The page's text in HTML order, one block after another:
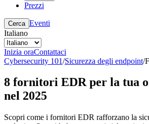
Prezzi
Cerca Eventi
Italiano
Inizia oraContattaci
Cybersecurity 101/Sicurezza degli endpoint/
8 fornitori EDR per la tua
nel 2025
Scopri come i fornitori EDR rafforzano la